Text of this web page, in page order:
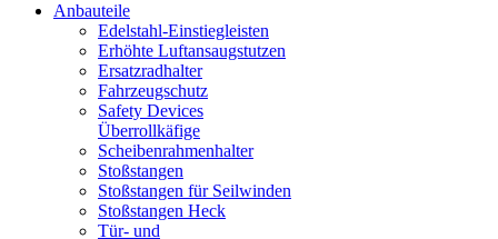
Anbauteile
Edelstahl-Einstiegleisten
Erhöhte Luftansaugstutzen
Ersatzradhalter
Fahrzeugschutz
Safety Devices
Überrollkäfige
Scheibenrahmenhalter
Stoßstangen
Stoßstangen für Seilwinden
Stoßstangen Heck
Tür- und